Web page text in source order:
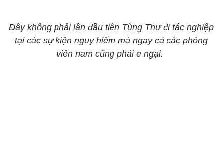
Đây không phải lần đầu tiên Tùng Thư đi tác nghiệp
tại các sự kiện nguy hiểm mà ngay cả các phóng
viên nam cũng phải e ngại.